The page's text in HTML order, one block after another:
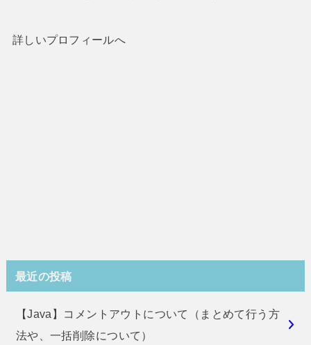
詳しいプロフィールへ
最近の投稿
【Java】コメントアウトについて（まとめて行う方
法や、一括削除について）